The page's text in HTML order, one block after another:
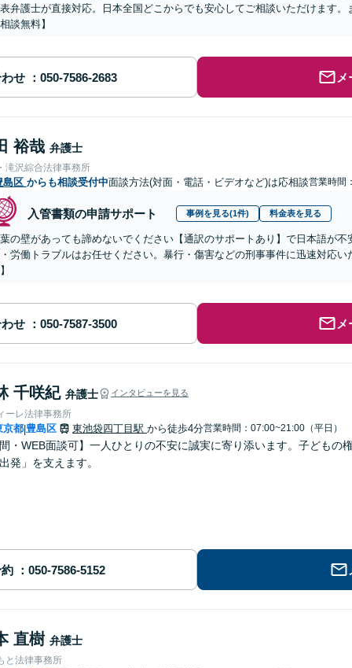
弁護士が直接対応。日本全国どこからでも安心してご相談いただけます
談無料】
せ
裕哉 弁護士
滝沢綜合法律事務所
島区 からも相談受付中面談方法(対面・電話・ビデオなど)は応相談営業時間
入管書類の申請サポート 事例を見る(1件) 料金表を見る
の壁があっても諦めないでください【通訳のサポートあり】で日本語が
労働トラブルはお任せください。暴行・傷害などの刑事事件に迅速対応
せ
千咲紀 弁護士 インタビューを見る
ーレ法律事務所
京都|豊島区 東池袋四丁目駅 から徒歩4分営業時間：07:00~21:00（平日）
間・WEB面談可】一人ひとりの不安に誠実に寄り添います。子どもの
発」を支えます。
直樹 弁護士
と法律事務所